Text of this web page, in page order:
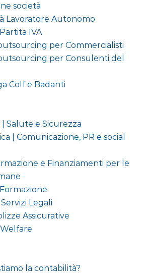
società
Lavoratore Autonomo
IVA
per Commercialisti
per Consulenti del
Colf e Badanti
Salute e Sicurezza
| Comunicazione, PR e social
e Finanziamenti per le
Legali
Assicurative
la contabilità?